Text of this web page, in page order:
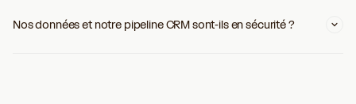
Nos données et notre pipeline CRM sont-ils en sécurité ?